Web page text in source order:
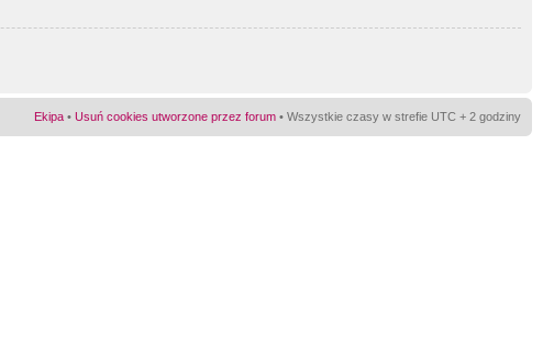
Ekipa • Usuń cookies utworzone przez forum • Wszystkie czasy w strefie UTC + 2 godziny